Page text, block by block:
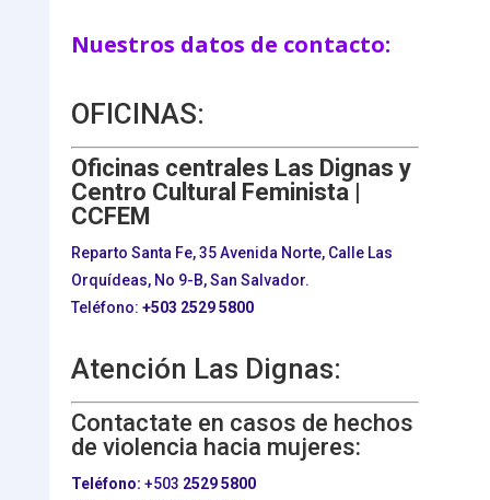
Nuestros datos de contacto:
OFICINAS:
Oficinas centrales Las Dignas y
Centro Cultural Feminista |
CCFEM
Reparto Santa Fe, 35 Avenida Norte, Calle Las
Orquídeas, No 9-B, San Salvador.
Teléfono: +503 2529 5800
Atención Las Dignas:
Contactate en casos de hechos
de violencia hacia mujeres:
Teléfono: +503 2529 5800